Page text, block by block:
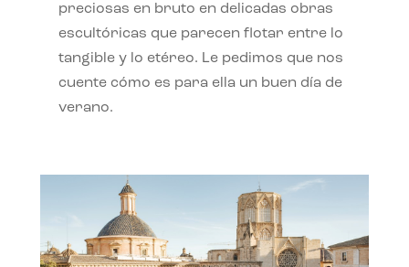
preciosas en bruto en delicadas obras
escultóricas que parecen flotar entre lo
tangible y lo etéreo. Le pedimos que nos
cuente cómo es para ella un buen día de
verano.